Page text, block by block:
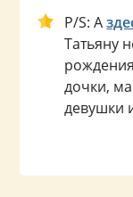
P/S: А
Татьяну
дочки,
девушки